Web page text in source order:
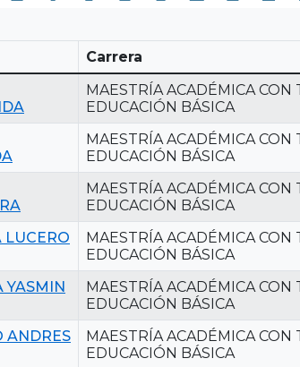
Carrera
MAESTRÍA ACADÉMICA CON
EDUCACIÓN BÁSICA
MAESTRÍA ACADÉMICA CON
EDUCACIÓN BÁSICA
MAESTRÍA ACADÉMICA CON
EDUCACIÓN BÁSICA
LUCERO
MAESTRÍA ACADÉMICA CON
EDUCACIÓN BÁSICA
YASMIN
MAESTRÍA ACADÉMICA CON
EDUCACIÓN BÁSICA
ANDRES
MAESTRÍA ACADÉMICA CON
EDUCACIÓN BÁSICA